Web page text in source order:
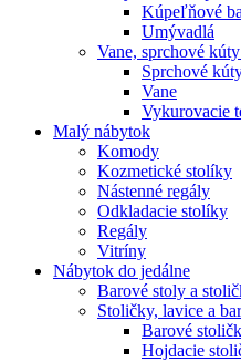
Kúpeľňové
Umývadlá
Vane, sprchové
Sprchové
Vane
Vykurovacie
Malý nábytok
Komody
Kozmetické stolíky
Nástenné regály
Odkladacie stolíky
Regály
Vitríny
Nábytok do jedálne
Barové stoly a
Stoličky, lavice a
Barové
Hojdacie